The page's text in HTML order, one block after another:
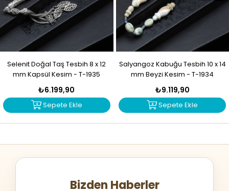
Selenit Doğal Taş Tesbih 8 x 12
mm Kapsül Kesim - T-1935
₺6.199,90
Sepete Ekle
Salyangoz Kabuğu Tesbih 10 x 14
mm Beyzi Kesim - T-1934
₺9.119,90
Sepete Ekle
Bizden Haberler